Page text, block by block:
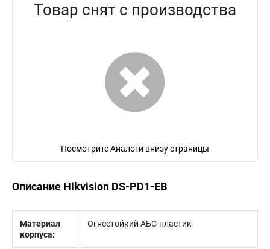
Товар снят с производства
Посмотрите Аналоги внизу страницы
Описание Hikvision DS-PD1-EB
Материал
корпуса:
Огнестойкий АБС-пластик